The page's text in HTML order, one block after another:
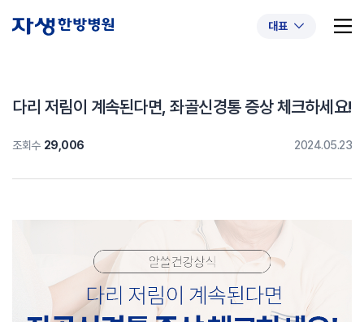
대표
추천 검색어
#교통사고후유증 #허리디스크 #목디스크
다리 저림이 계속된다면, 좌골신경통 증상 체크하세요!
조회수 29,006 2024.05.23